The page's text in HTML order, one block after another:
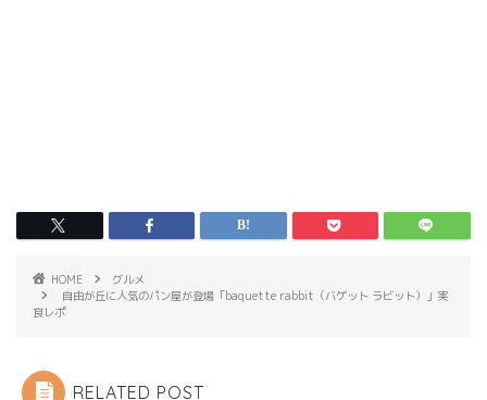
HOME
グルメ
自由が丘に人気のパン屋が登場「baquette rabbit（バゲット ラビット）」実
食レポ
RELATED POST